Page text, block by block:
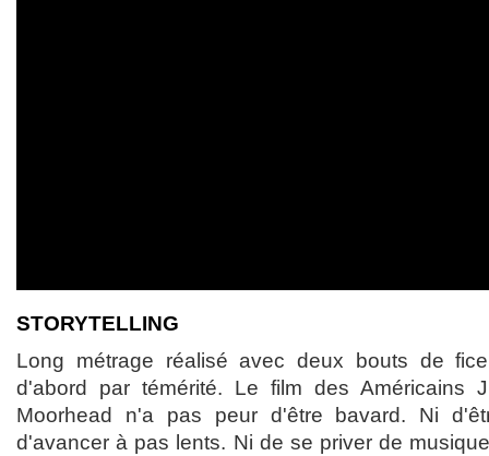
STORYTELLING
Long métrage réalisé avec deux bouts de
d'abord par témérité. Le film des Américains
Moorhead n'a pas peur d'être bavard. Ni
d'avancer à pas lents. Ni de se priver de